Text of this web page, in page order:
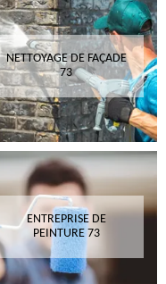
NETTOYAGE DE FAÇADE
73
ENTREPRISE DE
PEINTURE 73